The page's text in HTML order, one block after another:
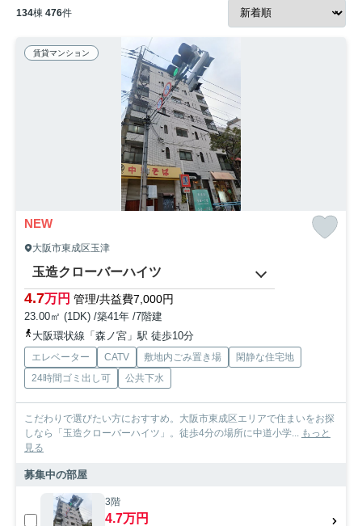
134棟 476件
賃貸マンション
NEW
大阪市東成区玉津
玉造クローバーハイツ
4.7万円 管理/共益費7,000円
23.00㎡ (1DK) /築41年 /7階建
大阪環状線「森ノ宮」駅 徒歩10分
エレベーター CATV 敷地内ごみ置き場
閑静な住宅地
24時間ゴミ出し可
公共下水
こだわりで選びたい方におすすめ。大阪市東成区エリアで住まいをお探
しなら「玉造クローバーハイツ」。徒歩4分の場所に中道小学...
もっと
見る
募集中の部屋
3階
4.7万円